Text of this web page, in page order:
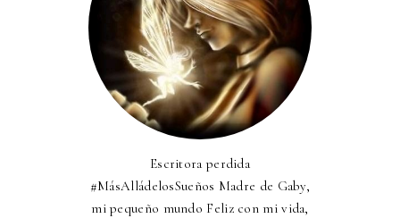
Escritora perdida
#MásAlládelosSueños Madre de Gaby,
mi pequeño mundo Feliz con mi vida,